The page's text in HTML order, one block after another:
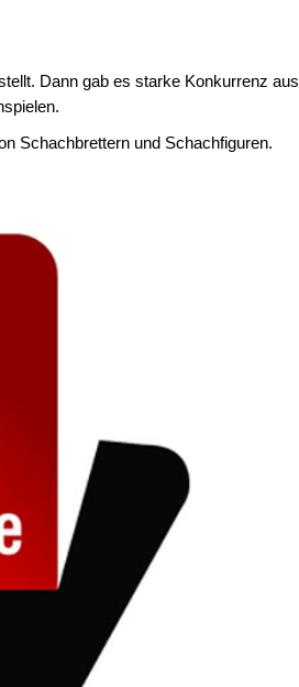
Dann gab es starke Konkurrenz aus
Schachbrettern und Schachfiguren.